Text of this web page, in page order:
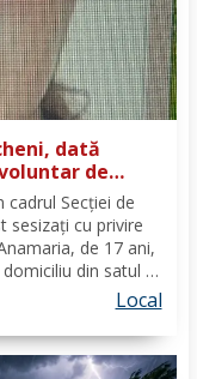
dată
de
cadrul Secției de
sesizați cu privire
de 17 ani,
din satul și
Semnalmentele
Local